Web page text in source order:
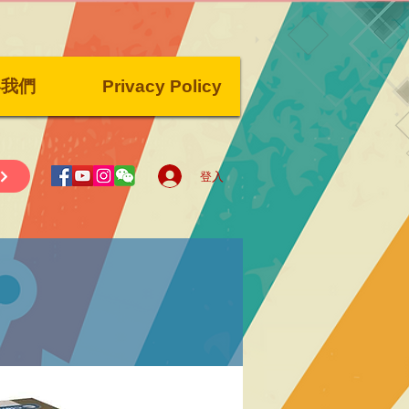
們 Privacy Policy
登入